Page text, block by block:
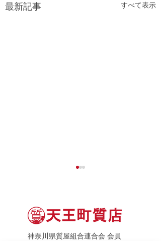
最新記事 すべて表示
神奈川県質屋組合連合会 会員